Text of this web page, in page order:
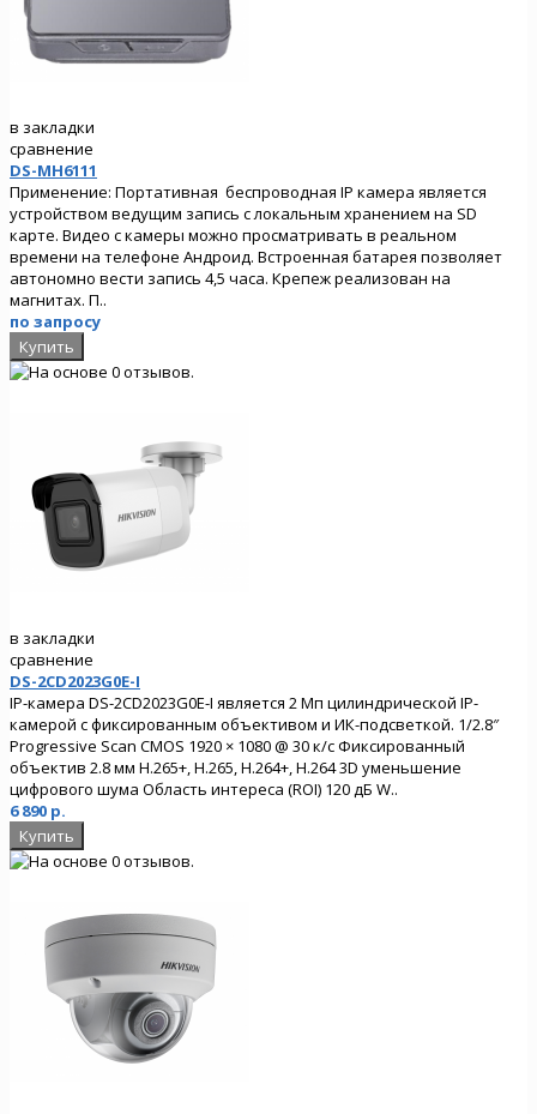
в закладки
сравнение
DS-MH6111
Применение: Портативная беспроводная IP камера является
устройством ведущим запись с локальным хранением на SD
карте. Видео с камеры можно просматривать в реальном
времени на телефоне Андроид. Встроенная батарея позволяет
автономно вести запись 4,5 часа. Крепеж реализован на
магнитах. П..
по запросу
в закладки
сравнение
DS-2CD2023G0E-I
IP-камера DS-2CD2023G0E-I является 2 Мп цилиндрической IP-
камерой с фиксированным объективом и ИК-подсветкой. 1/2.8″
Progressive Scan CMOS 1920 × 1080 @ 30 к/с Фиксированный
объектив 2.8 мм H.265+, H.265, H.264+, H.264 3D уменьшение
цифрового шума Область интереса (ROI) 120 дБ W..
6 890 р.